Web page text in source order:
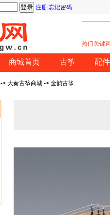
注册 忘记密码
热门关键
商城首页 古筝 配件
-> 大秦古筝商城 -> 金韵古筝